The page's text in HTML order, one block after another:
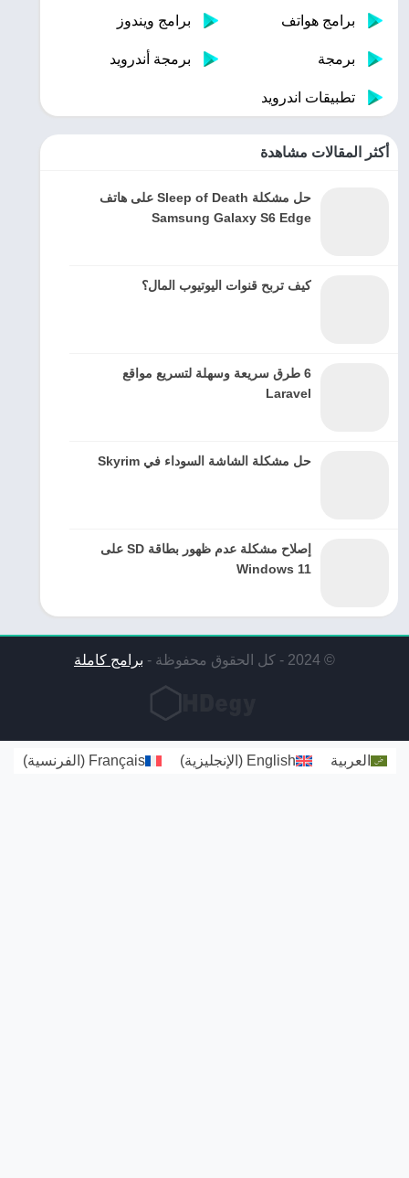
برامج هواتف برامج ويندوز
برمجة برمجة أندرويد
تطبيقات اندرويد
أكثر المقالات مشاهدة
حل مشكلة Sleep of Death على هاتف
Samsung Galaxy S6 Edge
كيف تربح قنوات اليوتيوب المال؟
6 طرق سريعة وسهلة لتسريع مواقع
Laravel
حل مشكلة الشاشة السوداء في Skyrim
إصلاح مشكلة عدم ظهور بطاقة SD على
Windows 11
© 2024 - كل الحقوق محفوظة - برامج كاملة
العربية English
( الإنجليزية)
Français
( الفرنسية)